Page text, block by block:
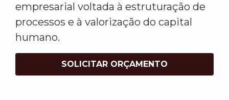
empresarial voltada à estruturação de
processos e à valorização do capital
humano.
SOLICITAR ORÇAMENTO